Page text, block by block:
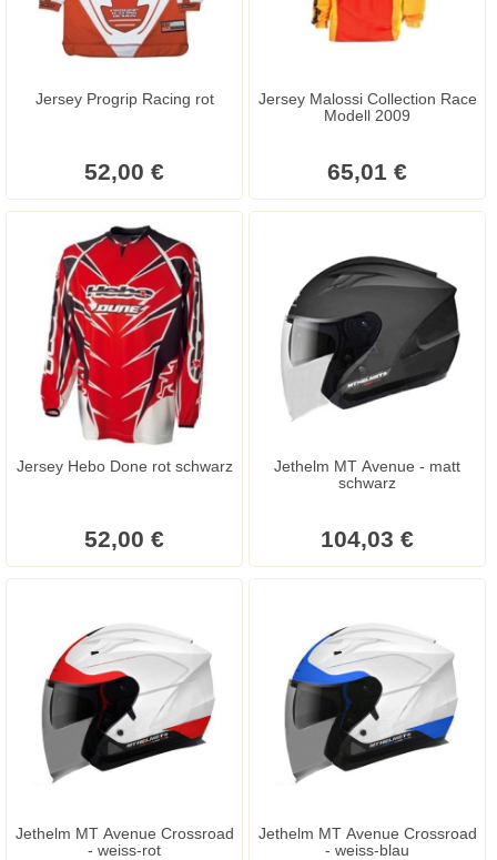
Jersey Progrip Racing rot
52,00 €
Jersey Malossi Collection Race
Modell 2009
65,01 €
Jersey Hebo Done rot schwarz
52,00 €
Jethelm MT Avenue - matt
schwarz
104,03 €
Jethelm MT Avenue Crossroad
- weiss-rot
Jethelm MT Avenue Crossroad
- weiss-blau